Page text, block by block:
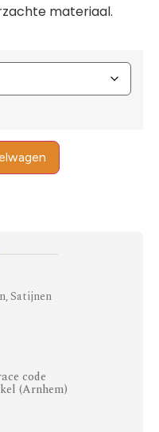
materiaal.
,Satijnen
code
(Arnhem)